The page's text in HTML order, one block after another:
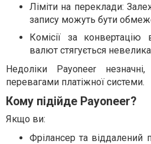
Ліміти на переклади:
запису можуть бути
Комісії за
валют стягується невелика
Недоліки Payoneer
перевагами платіжної системи.
Кому підійде Payoneer?
Якщо ви:
Фрілансер та віддалений